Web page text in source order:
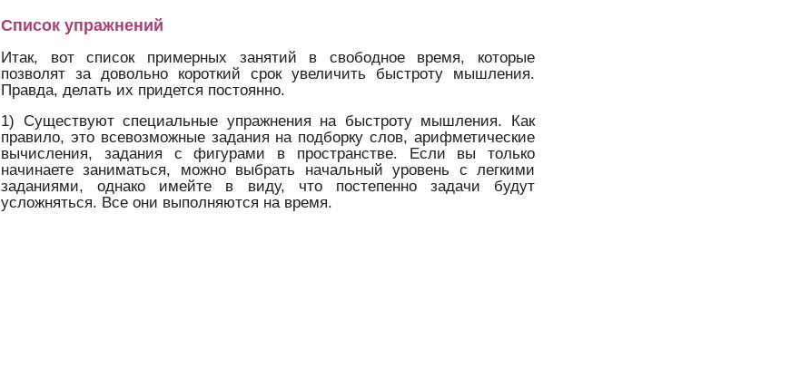
Список упражнений
Итак, вот список примерных занятий в свободное время, которые
позволят за довольно короткий срок увеличить быстроту мышления.
Правда, делать их придется постоянно.
1) Существуют специальные упражнения на быстроту мышления. Как
правило, это всевозможные задания на подборку слов, арифметические
вычисления, задания с фигурами в пространстве. Если вы только
начинаете заниматься, можно выбрать начальный уровень с легкими
заданиями, однако имейте в виду, что постепенно задачи будут
усложняться. Все они выполняются на время.